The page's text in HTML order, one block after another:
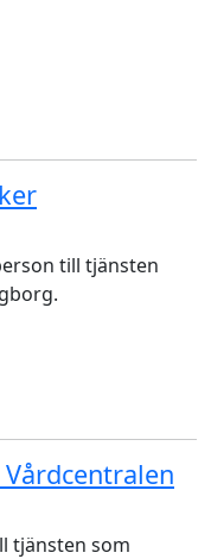
till tjänsten
tjänsten som